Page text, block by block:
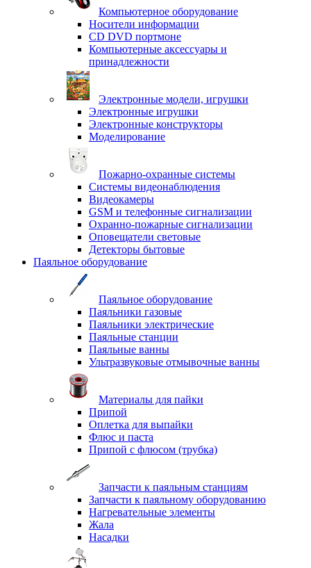
Компьютерное оборудование
Носители информации
CD DVD портмоне
Компьютерные аксессуары и
принадлежности
Электронные модели, игрушки
Электронные игрушки
Электронные конструкторы
Моделирование
Пожарно-охранные системы
Системы видеонаблюдения
Видеокамеры
GSM и телефонные сигнализации
Охранно-пожарные сигнализации
Оповещатели световые
Детекторы бытовые
Паяльное оборудование
Паяльное оборудование
Паяльники газовые
Паяльники электрические
Паяльные станции
Паяльные ванны
Ультразвуковые отмывочные ванны
Материалы для пайки
Припой
Оплетка для выпайки
Флюс и паста
Припой с флюсом (трубка)
Запчасти к паяльным станциям
Запчасти к паяльному оборудованию
Нагревательные элементы
Жала
Насадки